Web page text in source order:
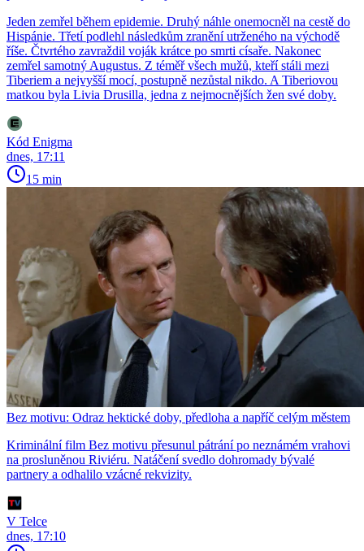
Jeden zemřel během epidemie. Druhý náhle onemocněl na cestě do
Hispánie. Třetí podlehl následkům zranění utrženého na východě
říše. Čtvrtého zavraždil voják krátce po smrti císaře. Nakonec
zemřel samotný Augustus. Z téměř všech mužů, kteří stáli mezi
Tiberiem a nejvyšší mocí, postupně nezůstal nikdo. A Tiberiovou
matkou byla Livia Drusilla, jedna z nejmocnějších žen své doby.
Kód Enigma
dnes, 17:11
15 min
Bez motivu: Odraz hektické doby, předloha a napříč celým městem
Kriminální film Bez motivu přesunul pátrání po neznámém vrahovi
na prosluněnou Riviéru. Natáčení svedlo dohromady bývalé
partnery a odhalilo vzácné rekvizity.
V Telce
dnes, 17:10